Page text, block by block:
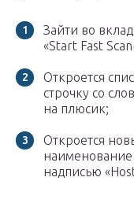
Зайти во
«Start Fast
Откроется
строчку со
на плюсик;
Откроется
наименование
надписью